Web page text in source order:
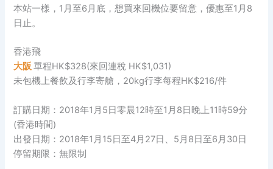
本站一樣，1月至6月底，想買來回機位要留意，優惠至1月8
日止。
香港飛
大阪單程HK$328(來回連稅 HK$1,031)
未包機上餐飲及行李寄艙，20kg行李每程HK$216/件
訂購日期：2018年1月5日零晨12時至1月8日晚上11時59分
(香港時間)
出發日期：2018年1月15日至4月27日、5月8日至6月30日
停留期限：無限制